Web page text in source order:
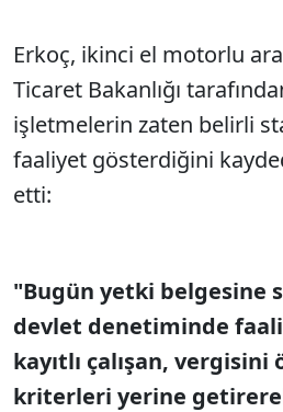
Erkoç, ikinci el motorlu
Ticaret Bakanlığı
işletmelerin zaten belirli
faaliyet gösterdiğini
etti:
"Bugün yetki belgesine
devlet denetiminde
kayıtlı çalışan,
kriterleri yerine